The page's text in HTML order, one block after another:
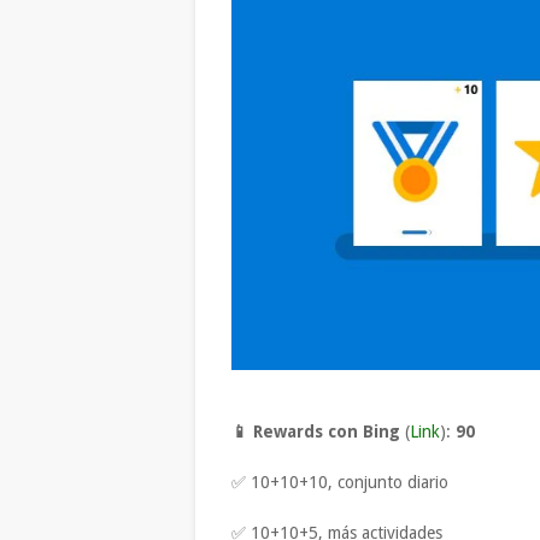
📱 Rewards con Bing (Link): 90
✅ 10+10+10, conjunto diario
✅ 10+10+5, más actividades